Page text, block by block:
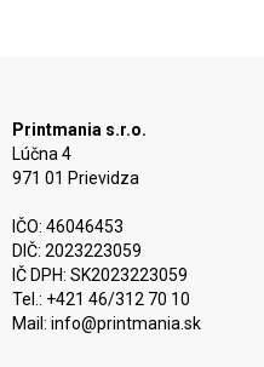
Printmania s.r.o.
Lúčna 4
971 01 Prievidza
IČO: 46046453
DIČ: 2023223059
IČ DPH: SK2023223059
Tel.: +421 46/312 70 10
Mail: info@printmania.sk